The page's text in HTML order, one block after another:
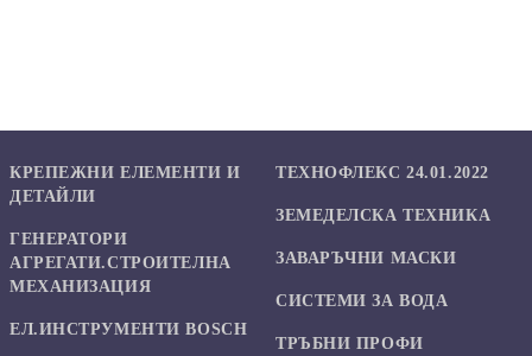
КРЕПЕЖНИ ЕЛЕМЕНТИ И
ДЕТАЙЛИ
ГЕНЕРАТОРИ
АГРЕГАТИ.СТРОИТЕЛНА
МЕХАНИЗАЦИЯ
ЕЛ.ИНСТРУМЕНТИ BOSCH
ТЕХНОФЛЕКС 24.01.2022
ЗЕМЕДЕЛСКА ТЕХНИКА
ЗАВАРЪЧНИ МАСКИ
СИСТЕМИ ЗА ВОДА
ТРЪБНИ ПРОФИ